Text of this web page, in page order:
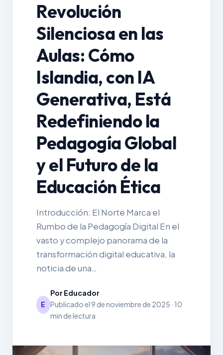
Revolución
Silenciosa en las
Aulas: Cómo
Islandia, con IA
Generativa, Está
Redefiniendo la
Pedagogía Global
y el Futuro de la
Educación Ética
Introducción: El Norte Marca el
Rumbo de la Pedagogía Digital En el
vasto y complejo panorama de la
transformación digital educativa, la
noticia de una…
E
Por Educador
Publicado el 9 de noviembre de 2025 · 10
min de lectura